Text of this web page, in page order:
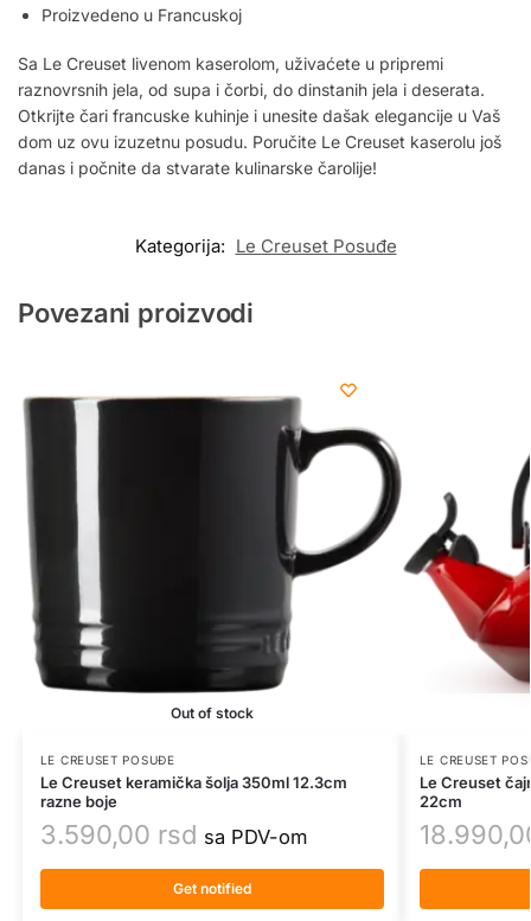
Proizvedeno u Francuskoj
Sa Le Creuset livenom kaserolom, uživaćete u pripremi
raznovrsnih jela, od supa i čorbi, do dinstanih jela i deserata.
Otkrijte čari francuske kuhinje i unesite dašak elegancije u Vaš
dom uz ovu izuzetnu posudu. Poručite Le Creuset kaserolu još
danas i počnite da stvarate kulinarske čarolije!
Kategorija: Le Creuset Posuđe
Povezani proizvodi
Out of stock
LE CREUSET POSUĐE
Le Creuset keramička šolja 350ml 12.3cm
razne boje
3.590,00 rsd sa PDV-om
Get notified
LE CREUSET
Le Creuset
22cm